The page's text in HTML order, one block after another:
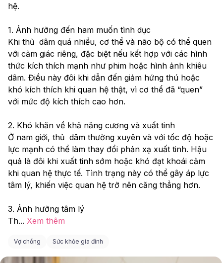
hệ.
1. Ảnh hưởng đến ham muốn tình dục
Khi thủ  dâm quá nhiều, cơ thể và não bộ có thể quen
với cảm giác riêng, đặc biệt nếu kết hợp với các hình
thức kích thích mạnh như phim hoặc hình ảnh khiêu
dâm. Điều này đôi khi dẫn đến giảm hứng thú hoặc
khó kích thích khi quan hệ thật, vì cơ thể đã “quen”
với mức độ kích thích cao hơn.
2. Khó khăn về khả năng cương và xuất tinh
Ở nam giới, thủ  dâm thường xuyên và với tốc độ hoặc
lực mạnh có thể làm thay đổi phản xạ xuất tinh. Hậu
quả là đôi khi xuất tinh sớm hoặc khó đạt khoái cảm
khi quan hệ thực tế. Tình trạng này có thể gây áp lực
tâm lý, khiến việc quan hệ trở nên căng thẳng hơn.
3. Ảnh hưởng tâm lý
Th... Xem thêm
Vợ chồng Sức khỏe gia đình